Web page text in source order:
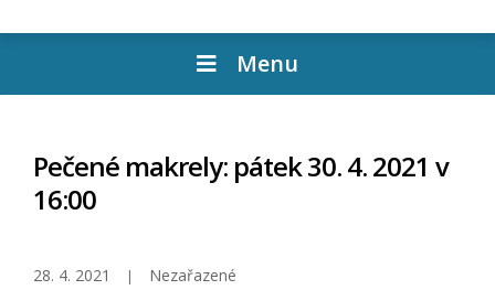
Menu
Pečené makrely: pátek 30. 4. 2021 v
16:00
28. 4. 2021 Nezařazené